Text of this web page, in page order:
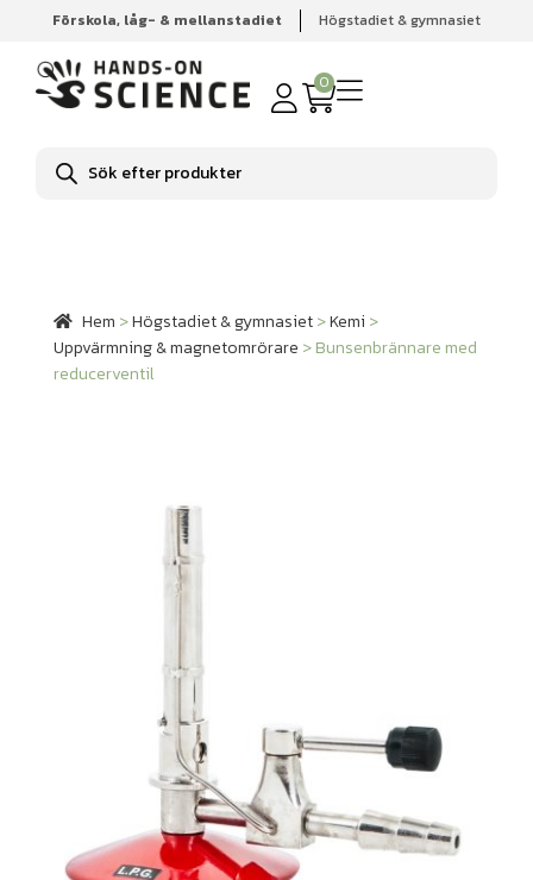
Förskola, låg- & mellanstadiet Högstadiet & gymnasiet
0
Produktsökning
Hem Högstadiet & gymnasiet Kemi
Uppvärmning &
magnetomrörare
Bunsenbrännare med reducerventil
Hem >Högstadiet & gymnasiet>Kemi >
Uppvärmning & magnetomrörare >Bunsenbrännare med
reducerventil